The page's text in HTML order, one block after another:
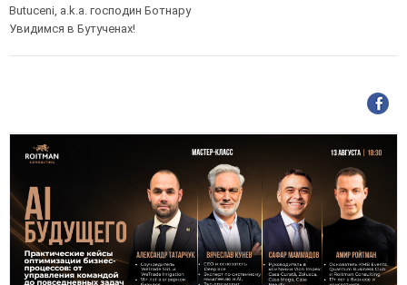
Butuceni, a.k.a. господин Ботнару
Увидимся в Бутученах!